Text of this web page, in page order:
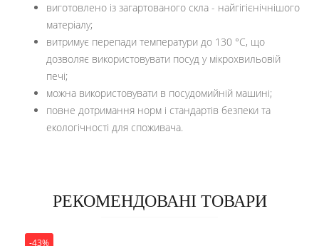
виготовлено із загартованого скла - найгігієнічнішого
матеріалу;
витримує перепади температури до 130 °С, що
дозволяє використовувати посуд у мікрохвильовій
печі;
можна використовувати в посудомийній машині;
повне дотримання норм і стандартів безпеки та
екологічності для споживача.
РЕКОМЕНДОВАНІ ТОВАРИ
-43%